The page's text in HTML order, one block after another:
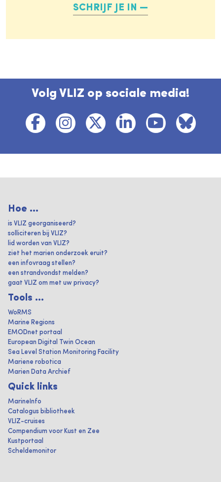
SCHRIJF JE IN
Volg VLIZ op sociale media!
Hoe ...
is VLIZ georganiseerd?
solliciteren bij VLIZ?
lid worden van VLIZ?
ziet het marien onderzoek eruit?
een infovraag stellen?
een strandvondst melden?
gaat VLIZ om met uw privacy?
Tools ...
WoRMS
Marine Regions
EMODnet portaal
European Digital Twin Ocean
Sea Level Station Monitoring Facility
Mariene robotica
Marien Data Archief
Quick links
MarineInfo
Catalogus bibliotheek
VLIZ-cruises
Compendium voor Kust en Zee
Kustportaal
Scheldemonitor